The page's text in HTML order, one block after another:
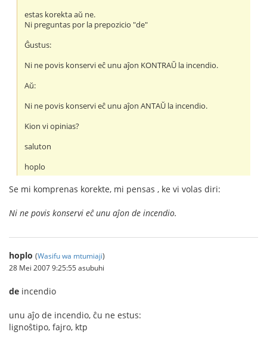
estas korekta aŭ ne.
Ni preguntas por la prepozicio "de"
Ĝustus:
Ni ne povis konservi eĉ unu aĵon KONTRAŬ la incendio.
Aŭ:
Ni ne povis konservi eĉ unu aĵon ANTAŬ la incendio.
Kion vi opinias?
saluton
hoplo
Se mi komprenas korekte, mi pensas , ke vi volas diri:
Ni ne povis konservi eĉ unu aĵon de incendio.
hoplo (Wasifu wa mtumiaji)
28 Mei 2007 9:25:55 asubuhi
de incendio
unu aĵo de incendio, ĉu ne estus:
lignoŝtipo, fajro, ktp